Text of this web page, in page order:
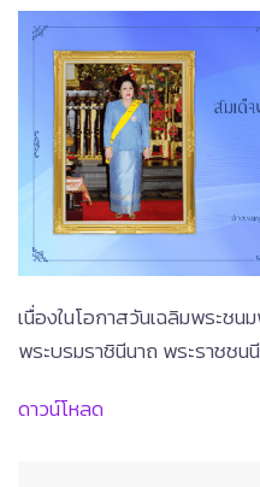
เนื่องในโอกาสวันเฉลิมพระช
พระบรมราชินีนาถ พระราชช
ดาวน์โหลด